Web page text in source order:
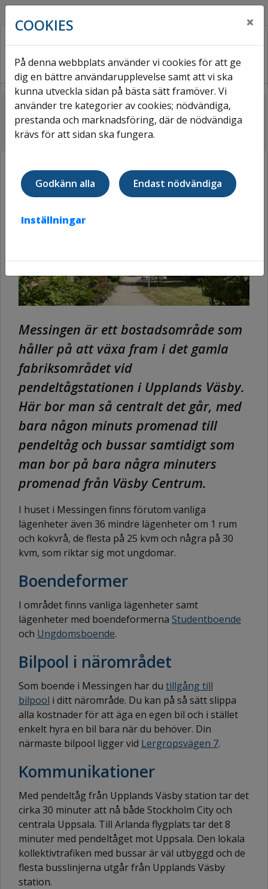
Hem Områden Messingen
MESSINGEN
Messingen är ett bostadsområde som
håller på att växa fram i det gamla
fabriksområdet vid
pendeltågstationen i Upplands Väsby.
Här bor man så centralt det går, med
bara någon minuts promenad till
pendeltåg och bussar samtidigt som
man bor på bara några minuters
promenad från Väsby Centrum.
I huset i Messingen finns förutom vanliga
lägenheter även 36 mindre lägenheter om 1 rum
och kokvrå, de flesta på 25 kvm och några på 30
kvm, som riktar sig mot ungdomar.
Boendeformer
I området finns vanliga lägenheter samt
lägenheter med boendeformerna Studentboende
och Ungdomsboende.
Bilpool i närområdet
Som boende i Messingen har du tillgång till
bilpool i ditt närområde. Du kan på så sätt slippa
alla kostnader för att äga en egen bil och i stället
enkelt hyra en bil bara när du behöver. Din
närmaste bilpool ligger vid Lergropsvägen 7.
Kommunikationer
Med pendeltåg från Upplands Väsby station tar det
cirka 30 minuter att nå både Stockholm City och
centrala Uppsala. Till Arlanda flygplats tar det 8
minuter med pendeltåget mot Uppsala. Den lokala
kollektivtrafiken med bussar är väl utbyggd och de
flesta busslinjerna utgår från Upplands Väsby
station.
COOKIES ×
På denna webbplats använder vi cookies för att ge
dig en bättre användarupplevelse samt att vi ska
kunna utveckla sidan på bästa sätt framöver. Vi
använder tre kategorier av cookies; nödvändiga,
prestanda och marknadsföring, där de nödvändiga
krävs för att sidan ska fungera.
Godkänn alla Endast nödvändiga
Inställningar